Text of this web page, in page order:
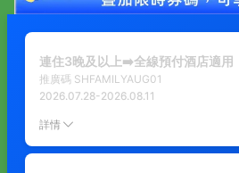
連住3晚及以上➡️全線預付酒店適用
推廣碼 SHFAMILYAUG01
2026.07.28-2026.08.11
詳情